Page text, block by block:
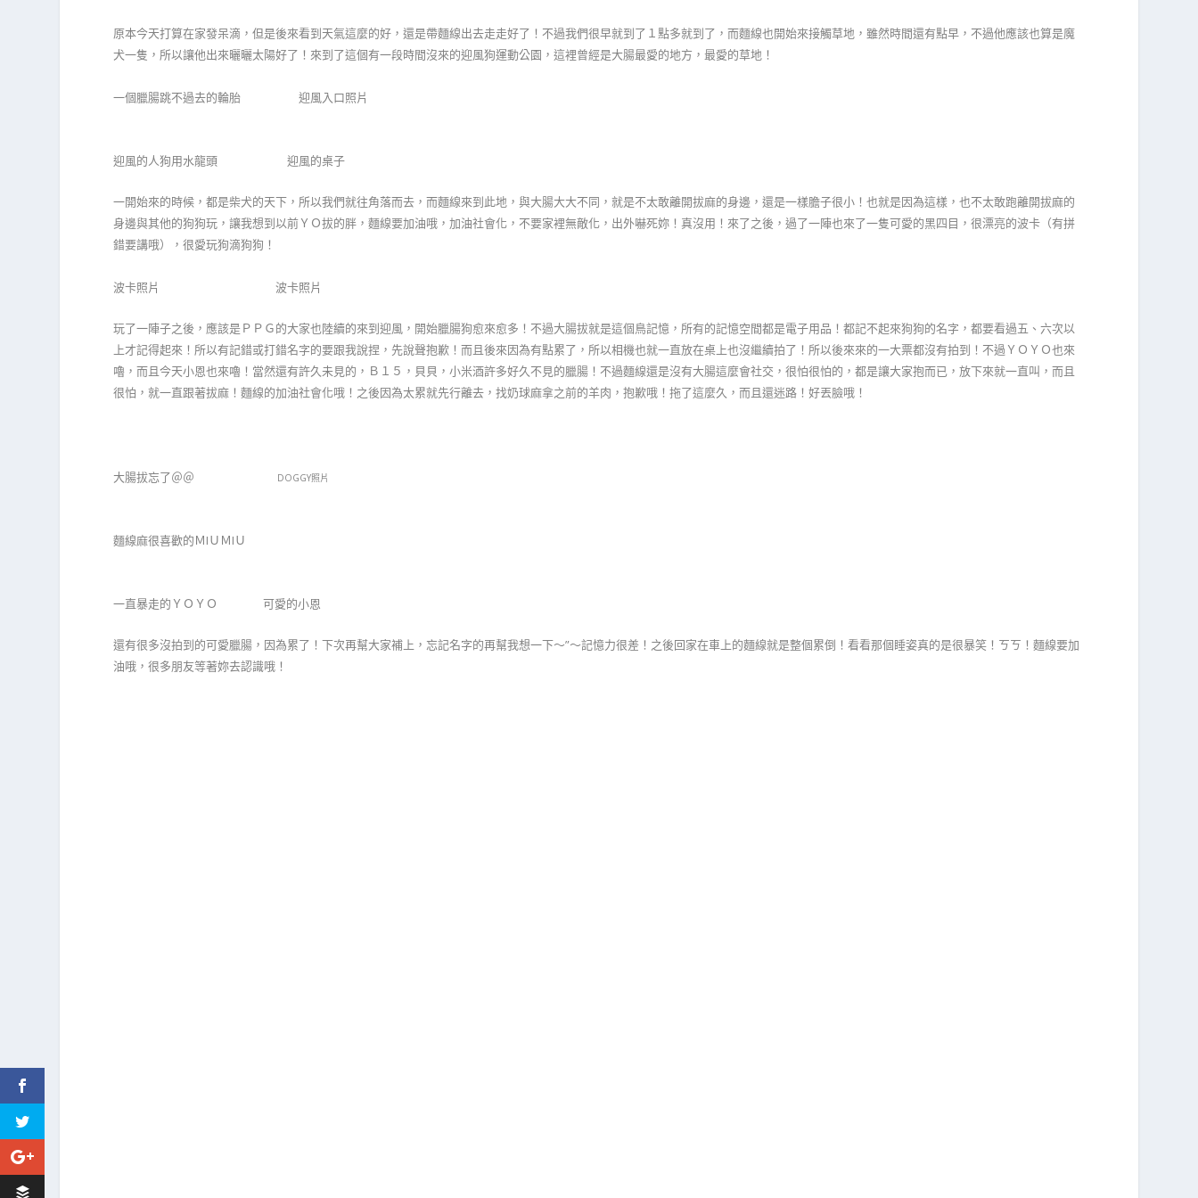
原本今天打算在家發呆滴，但是後來看到天氣這麼的好，還是帶麵線出去走走好了！不過我們很早就到了１點多就到了，而麵線也開始來接觸草地，雖然時間還有點早，不過他應該也算是魔
犬一隻，所以讓他出來曬曬太陽好了！來到了這個有一段時間沒來的迎風狗運動公園，這裡曾經是大腸最愛的地方，最愛的草地！
一個臘腸跳不過去的輪胎 迎風入口照片
迎風的人狗用水龍頭 迎風的桌子
一開始來的時候，都是柴犬的天下，所以我們就往角落而去，而麵線來到此地，與大腸大大不同，就是不太敢離開拔麻的身邊，還是一樣膽子很小！也就是因為這樣，也不太敢跑離開拔麻的
身邊與其他的狗狗玩，讓我想到以前ＹＯ拔的胖，麵線要加油哦，加油社會化，不要家裡無敵化，出外嚇死妳！真沒用！來了之後，過了一陣也來了一隻可愛的黑四目，很漂亮的波卡（有拼
錯要講哦），很愛玩狗滴狗狗！
波卡照片 波卡照片
玩了一陣子之後，應該是ＰＰＧ的大家也陸續的來到迎風，開始臘腸狗愈來愈多！不過大腸拔就是這個鳥記憶，所有的記憶空間都是電子用品！都記不起來狗狗的名字，都要看過五、六次以
上才記得起來！所以有記錯或打錯名字的要跟我說捏，先說聲抱歉！而且後來因為有點累了，所以相機也就一直放在桌上也沒繼續拍了！所以後來來的一大票都沒有拍到！不過ＹＯＹＯ也來
嚕，而且今天小恩也來嚕！當然還有許久未見的，Ｂ１５，貝貝，小米酒許多好久不見的臘腸！不過麵線還是沒有大腸這麼會社交，很怕很怕的，都是讓大家抱而已，放下來就一直叫，而且
很怕，就一直跟著拔麻！麵線的加油社會化哦！之後因為太累就先行離去，找奶球麻拿之前的羊肉，抱歉哦！拖了這麼久，而且還迷路！好丟臉哦！
大腸拔忘了＠＠ DOGGY照片
麵線麻很喜歡的ＭIＵＭIＵ
一直暴走的ＹＯＹＯ 可愛的小恩
還有很多沒拍到的可愛臘腸，因為累了！下次再幫大家補上，忘記名字的再幫我想一下～”～記憶力很差！之後回家在車上的麵線就是整個累倒！看看那個睡姿真的是很暴笑！ㄎㄎ！麵線要加
油哦，很多朋友等著妳去認識哦！